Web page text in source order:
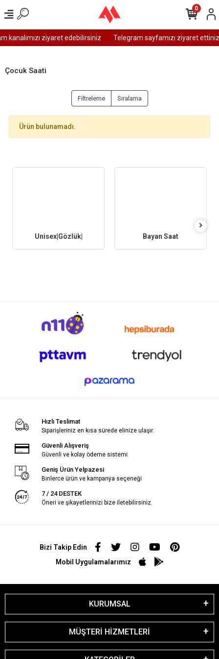
kanalımızı ziyaret edebilirsiniz Telegram sayfamızı ziyaret
0
Çocuk Saati
Filtreleme Sıralama
Ürün bulunamadı.
Unisex|Gözlük| Bayan Saat
Hızlı Teslimat
Siparişleriniz en kısa sürede elinize ulaşır.
Güvenli Alışveriş
Güvenli ve kolay ödeme sistemi
Geniş Ürün Yelpazesi
Binlerce ürün ve kampanya seçeneği
7 / 24 DESTEK
Öneri ve şikayetlerinizi bize iletebilirsiniz.
Bizi Takip Edin
Mobil Uygulamalarımız
KURUMSAL
MÜŞTERİ HİZMETLERİ